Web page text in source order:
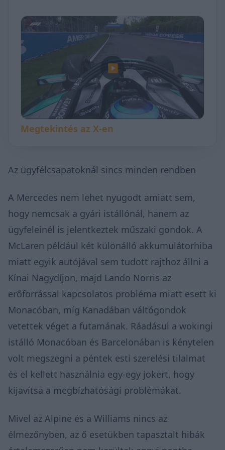
▶
Megtekintés az X-en
Az ügyfélcsapatoknál sincs minden rendben
A Mercedes nem lehet nyugodt amiatt sem,
hogy nemcsak a gyári istállónál, hanem az
ügyfeleinél is jelentkeztek műszaki gondok. A
McLaren például két különálló akkumulátorhiba
miatt egyik autójával sem tudott rajthoz állni a
Kínai Nagydíjon, majd Lando Norris az
erőforrással kapcsolatos probléma miatt esett ki
Monacóban, míg Kanadában váltógondok
vetettek véget a futamának. Ráadásul a wokingi
istálló Monacóban és Barcelonában is kénytelen
volt megszegni a péntek esti szerelési tilalmat
és el kellett használnia egy-egy jokert, hogy
kijavítsa a megbízhatósági problémákat.
Mivel az Alpine és a Williams nincs az
élmezőnyben, az ő esetükben tapasztalt hibák